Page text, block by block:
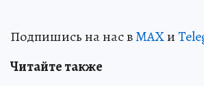
Подпишись на нас вMAXи
Читайте также